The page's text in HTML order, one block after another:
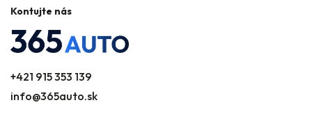
Kontujte nás
+421 915 353 139
info@365auto.sk